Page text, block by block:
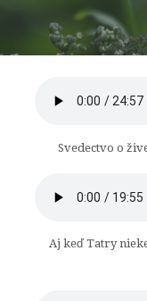
Svedectvo o
Aj keď Tatry